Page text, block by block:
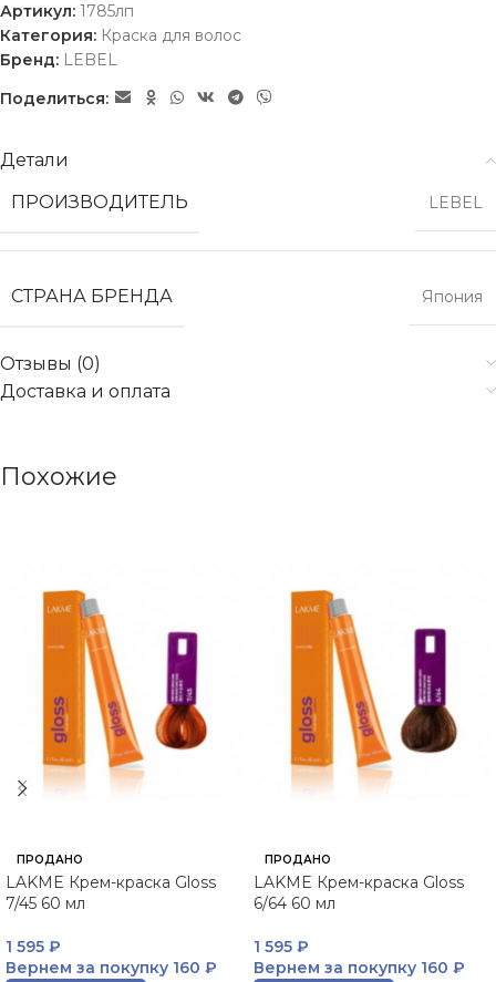
Артикул: 1785лп
Категория: Краска для волос
Бренд: LEBEL
Поделиться:
Детали
ПРОИЗВОДИТЕЛЬ
LEBEL
СТРАНА БРЕНДА Япония
Отзывы (0)
Доставка и оплата
Похожие
ПРОДАНО
LAKME Крем-краска Gloss
7/45 60 мл
1 595 ₽
Вернем за покупку 160 ₽
ПРОДАНО
LAKME Крем-краска Gloss
6/64 60 мл
1 595 ₽
Вернем за покупку 160 ₽